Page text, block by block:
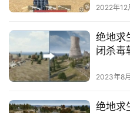
2022年12
绝地求
闭杀毒
2023年8
绝地求